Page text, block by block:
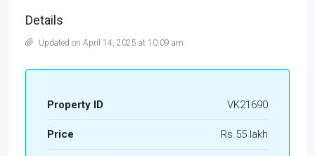
Details
Updated on April 14, 2025 at 10:09 am
Property ID VK21690
Price Rs.55 lakh